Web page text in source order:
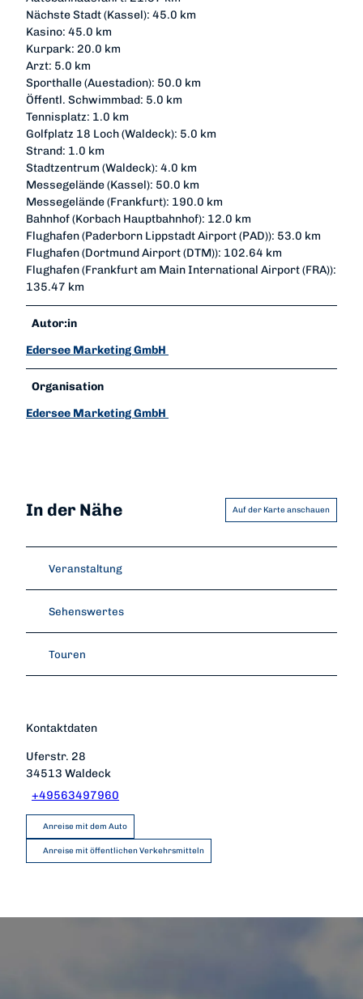
Nächste Stadt (Kassel): 45.0 km
Kasino: 45.0 km
Kurpark: 20.0 km
Arzt: 5.0 km
Sporthalle (Auestadion): 50.0 km
Öffentl. Schwimmbad: 5.0 km
Tennisplatz: 1.0 km
Golfplatz 18 Loch (Waldeck): 5.0 km
Strand: 1.0 km
Stadtzentrum (Waldeck): 4.0 km
Messegelände (Kassel): 50.0 km
Messegelände (Frankfurt): 190.0 km
Bahnhof (Korbach Hauptbahnhof): 12.0 km
Flughafen (Paderborn Lippstadt Airport (PAD)): 53.0 km
Flughafen (Dortmund Airport (DTM)): 102.64 km
Flughafen (Frankfurt am Main International Airport (FRA)):
135.47 km
Autor:in
Edersee Marketing GmbH
Organisation
Edersee Marketing GmbH
In der Nähe Auf der Karte anschauen
Veranstaltung
Sehenswertes
Touren
Kontaktdaten
Uferstr. 28
34513 Waldeck
+49563497960
Anreise mit dem Auto
Anreise mit öffentlichen Verkehrsmitteln